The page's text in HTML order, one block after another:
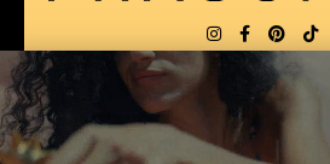
LIEFERUNG: FR